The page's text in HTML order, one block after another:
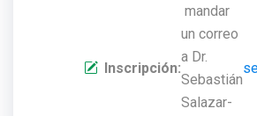
Inscripción:
mandar
un correo
a Dr.
Sebastián
Salazar-